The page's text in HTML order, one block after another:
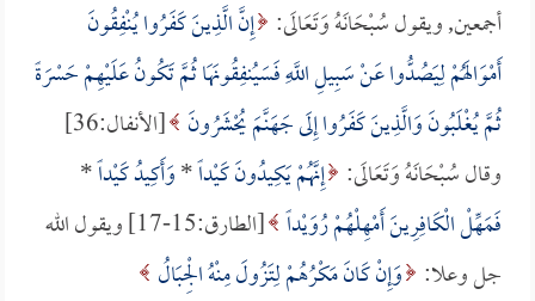
أجمعين, ويقول سُبْحَانَهُ وَتَعَالَى: إِنَّ الَّذِينَ كَفَرُوا يُنْفِقُونَ
أَمْوَالَهُمْ لِيَصُدُّوا عَنْ سَبِيلِ اللَّهِ فَسَيُنفِقُونَهَا ثُمَّ تَكُونُ عَلَيْهِمْ حَسْرَةً
ثُمَّ يُغْلَبُونَ وَالَّذِينَ كَفَرُوا إِلَى جَهَنَّمَ يُحْشَرُونَ
[الأنفال:36]
وقال سُبْحَانَهُ وَتَعَالَى: إِنَّهُمْ يَكِيدُونَ كَيْداً*وَأَكِيدُ كَيْداً*
فَمَهِّلْ الْكَافِرِينَ أَمْهِلْهُمْ رُوَيْداً
[الطارق:15-17] ويقول الله
جل وعلا: وَإِنْ كَانَ مَكْرُهُمْ لِتَزُولَ مِنْهُ الْجِبَالُ